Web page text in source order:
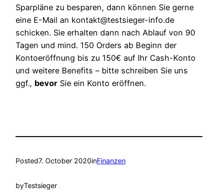
Sparpläne zu besparen, dann können Sie gerne
eine E-Mail an kontakt@testsieger-info.de
schicken. Sie erhalten dann nach Ablauf von 90
Tagen und mind. 150 Orders ab Beginn der
Kontoeröffnung bis zu 150€ auf Ihr Cash-Konto
und weitere Benefits – bitte schreiben Sie uns
ggf., bevor Sie ein Konto eröffnen.
Posted7. October 2020inFinanzen
byTestsieger